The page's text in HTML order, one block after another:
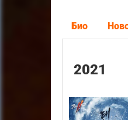
Био
2021